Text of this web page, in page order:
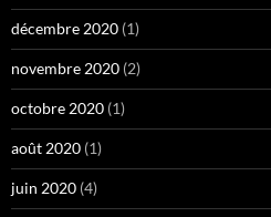
décembre 2020 (1)
novembre 2020 (2)
octobre 2020 (1)
août 2020 (1)
juin 2020 (4)